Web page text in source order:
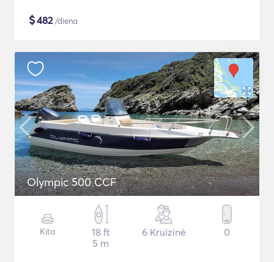
$482/diena
Olympic 500 CCF
Kita
18 ft
5 m
6 Kruizinė 0